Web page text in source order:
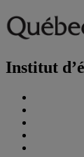
Institut